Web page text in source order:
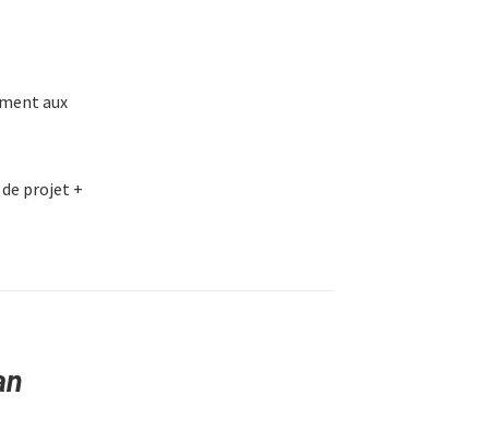
aux
projet +